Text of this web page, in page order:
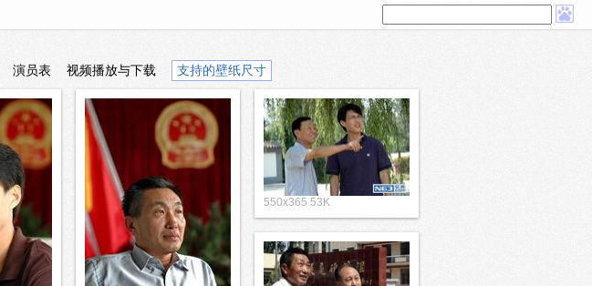
演员表 视频播放与下载 支持的壁纸尺寸
550x365 53K